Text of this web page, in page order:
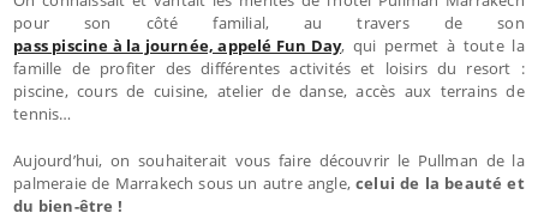
pour son côté familial, au travers de son
pass piscine à la journée, appelé Fun Day, qui permet à toute la
famille de profiter des différentes activités et loisirs du resort :
piscine, cours de cuisine, atelier de danse, accès aux terrains de
tennis…
Aujourd’hui, on souhaiterait vous faire découvrir le Pullman de la
palmeraie de Marrakech sous un autre angle,celui de la beauté et
du bien-être !